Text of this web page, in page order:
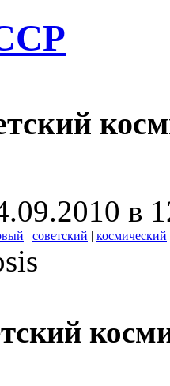
в
| советский | космический